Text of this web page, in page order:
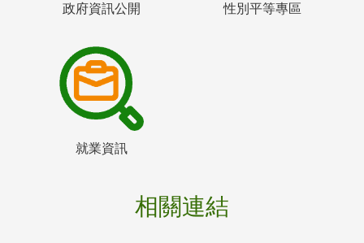
政府資訊公開 性別平等專區
就業資訊
相關連結